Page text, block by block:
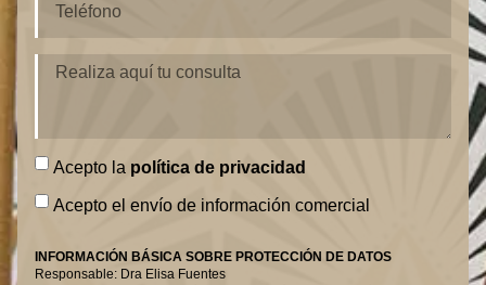
Acepto la política de privacidad
Acepto el envío de información comercial
INFORMACIÓN BÁSICA SOBRE PROTECCIÓN DE DATOS
Responsable: Dra Elisa Fuentes